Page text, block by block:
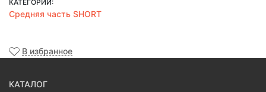
КАТЕГОРИИ:
Средняя часть SHORT
В избранное
КАТАЛОГ